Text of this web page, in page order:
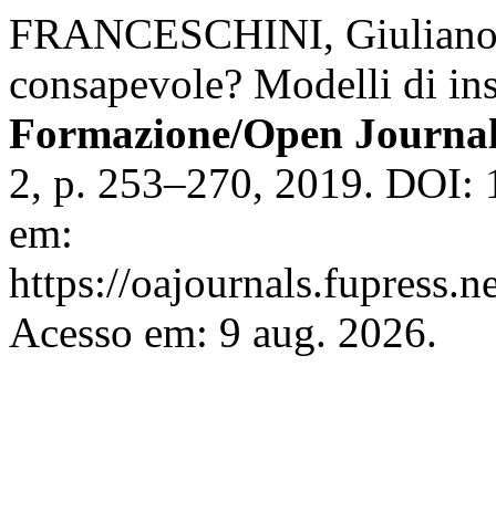
FRANCESCHINI,
consapevole? Modelli di
Formazione/Open
2, p. 253–270, 2019. DOI:
em:
https://
Acesso em: 9 aug. 2026.